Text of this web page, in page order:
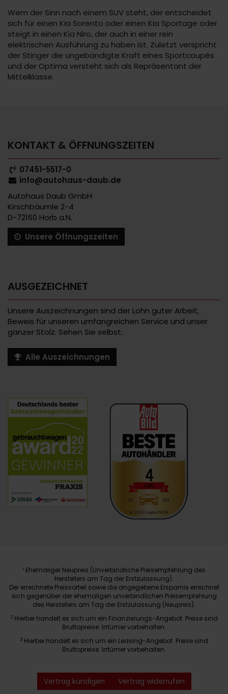
Wem der Sinn nach einem SUV steht, der entscheidet
sich für einen Kia Sorento oder einen Kia Sportage oder
steigt in einen Kia Niro, der auch in einer rein
elektrischen Ausführung zu haben ist. Zuletzt verspricht
der Stinger die ungebändigte Kraft eines Sportcoupés
und der Optima versteht sich als Repräsentant der
Mittelklasse.
KONTAKT & ÖFFNUNGSZEITEN
07451-5517-0
info@autohaus-daub.de
Autohaus Daub GmbH
Kirschbäumle 2-4
D-72160 Horb a.N.
Unsere Öffnungszeiten
AUSGEZEICHNET
Unsere Auszeichnungen sind der Lohn guter Arbeit,
Beweis für unseren umfangreichen Service und unser
ganzer Stolz. Sehen Sie selbst:
Alle Auszeichnungen
1 Ehemaliger Neupreis (Unverbindliche Preisempfehlung des
Herstellers am Tag der Erstzulassung).
Der errechnete Preisvorteil sowie die angegebene Ersparnis errechnet
sich gegenüber der ehemaligen unverbindlichen Preisempfehlung
des Herstellers am Tag der Erstzulassung (Neupreis).
2 Hierbei handelt es sich um ein Finanzierungs-Angebot. Preise sind
Bruttopreise. Irrtümer vorbehalten.
3 Hierbei handelt es sich um ein Leasing-Angebot. Preise sind
Bruttopreise. Irrtümer vorbehalten.
Vertrag kündigen Vertrag widerrufen